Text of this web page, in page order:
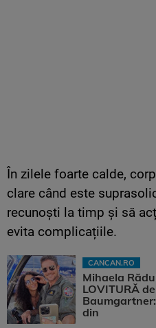
În zilele foarte calde,
clare când este
recunoști la timp și să
evita complicațiile.
CANCAN.RO
Mihaela
LOVITURĂ
din